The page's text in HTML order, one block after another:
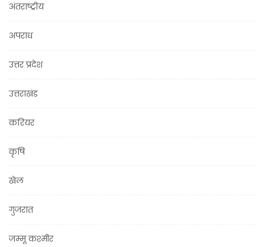
अंतराष्ट्रीय
अपराध
उत्तर प्रदेश
उत्तराखंड
करियर
कृषि
खेल
गुजरात
जम्मू कश्मीर